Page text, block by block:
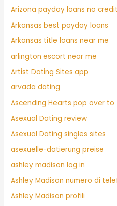
Arizona payday loans no
Arkansas best payday loans
Arkansas title loans near me
arlington escort near me
Artist Dating Sites app
arvada dating
Ascending Hearts pop over to
Asexual Dating review
Asexual Dating singles sites
asexuelle-datierung preise
ashley madison log in
Ashley Madison numero di
Ashley Madison profili